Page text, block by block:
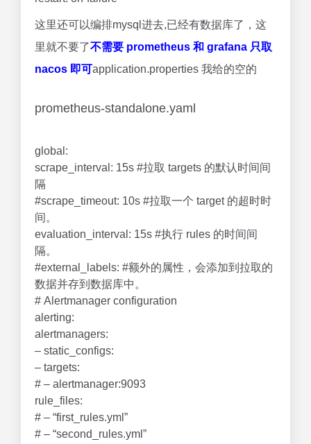
这里还可以编排mysql进去,已经有数据库了，这
里就不要了不需要 prometheus 和 grafana 只取
nacos 即可application.properties 我给的空的
prometheus-standalone.yaml
global:
scrape_interval: 15s #拉取 targets 的默认时间间
隔
#scrape_timeout: 10s #拉取一个 target 的超时时
间。
evaluation_interval: 15s #执行 rules 的时间间
隔。
#external_labels: #额外的属性，会添加到拉取的
数据并存到数据库中。
# Alertmanager configuration
alerting:
alertmanagers:
– static_configs:
– targets:
# – alertmanager:9093
rule_files:
# – “first_rules.yml”
# – “second_rules.yml”